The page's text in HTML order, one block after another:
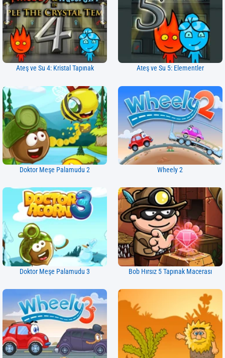
Ateş ve Su 4: Kristal Tapınak Ateş ve Su 5: Elementler
Doktor Meşe Palamudu 2 Wheely 2
Doktor Meşe Palamudu 3 Bob Hırsız 5 Tapınak Macerası